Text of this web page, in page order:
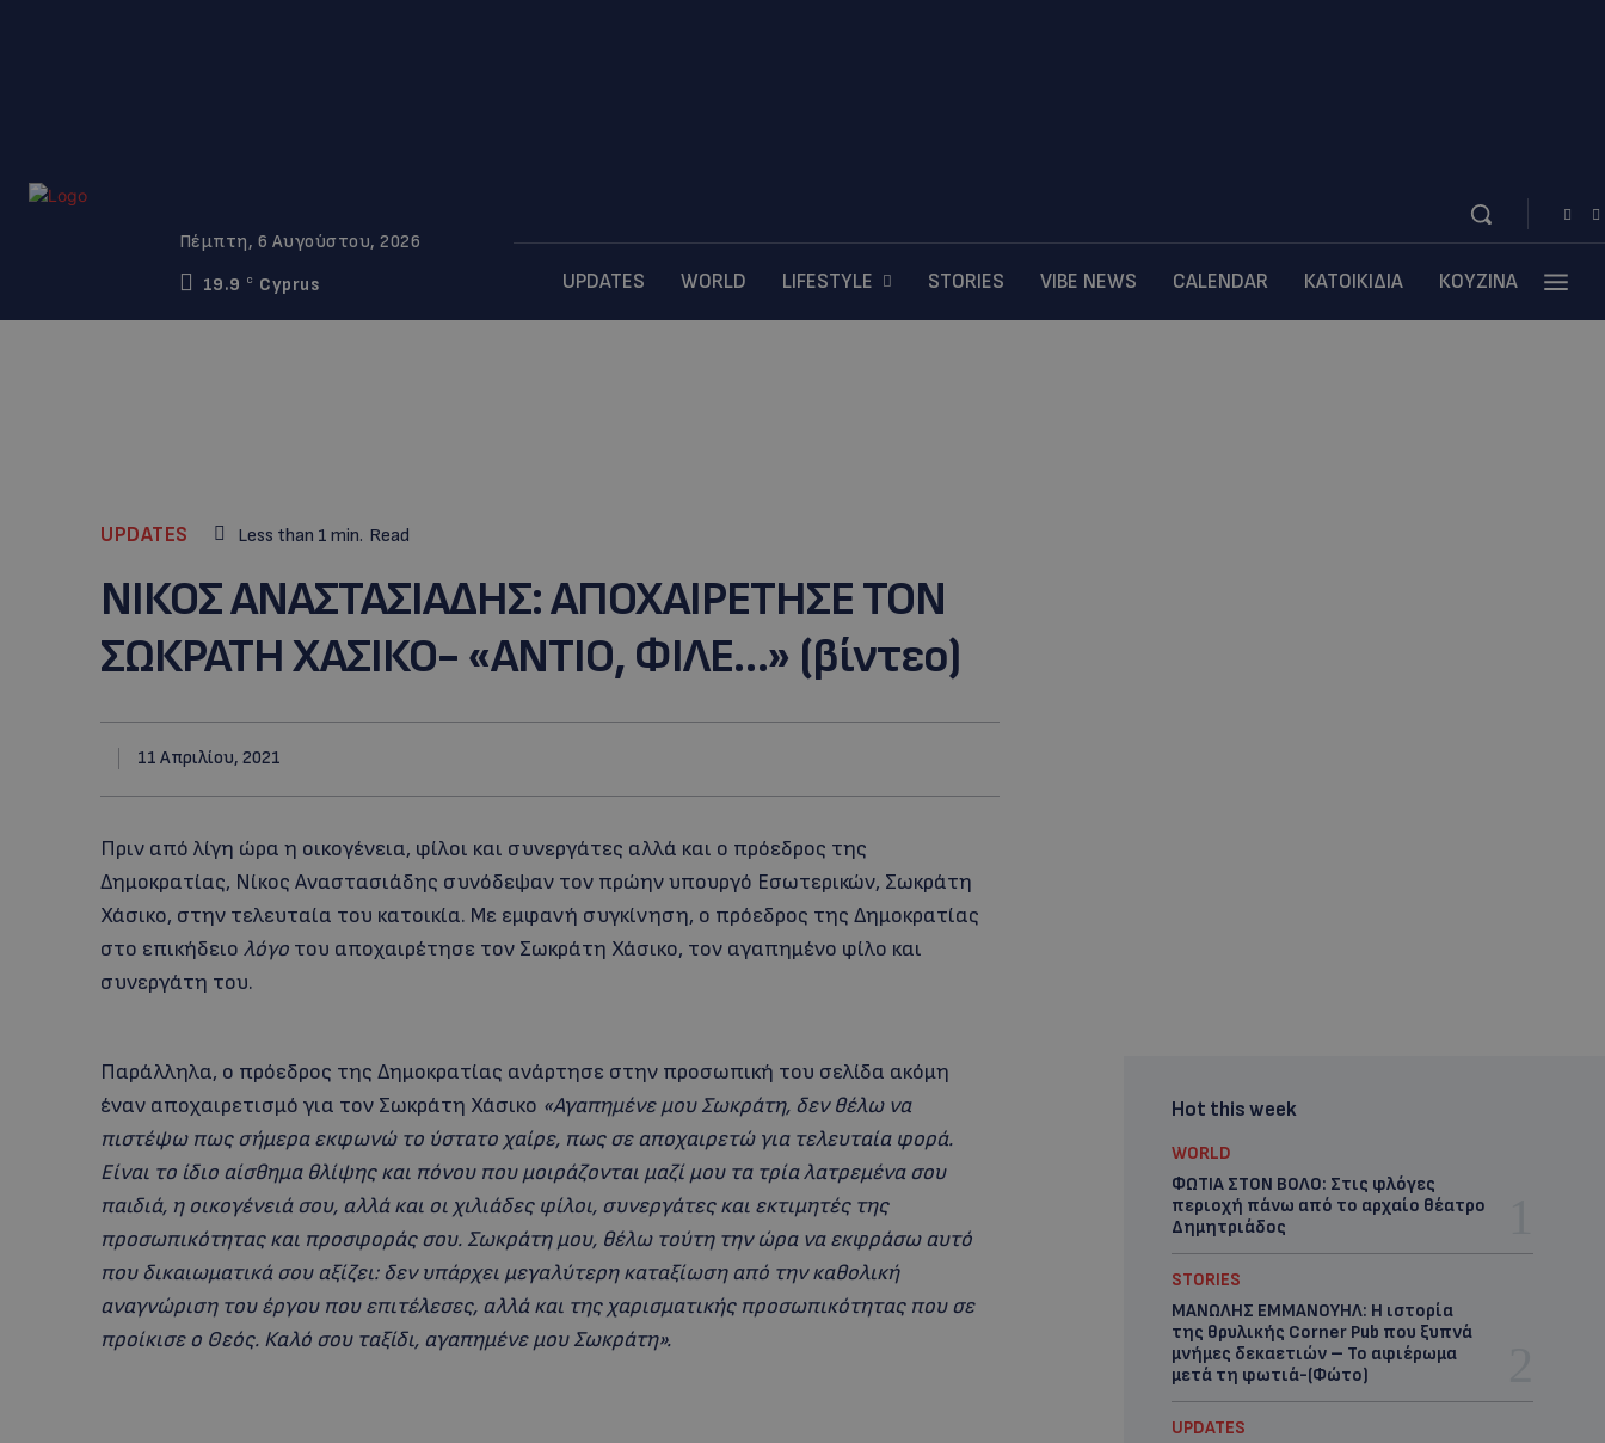
Πέμπτη, 6 Αυγούστου, 2026
19.9
C Cyprus UPDATES WORLD LIFESTYLE STORIES VIBE NEWS CALENDAR ΚΑΤΟΙΚΙΔΙΑ ΚΟΥΖΙΝΑ
UPDATES Less than 1 min. Read
ΝΙΚΟΣ ΑΝΑΣΤΑΣΙΑΔΗΣ: AΠΟΧΑΙΡΕΤΗΣΕ ΤΟΝ
ΣΩΚΡΑΤΗ ΧΑΣΙΚΟ- «ΑΝΤΙΟ, ΦΙΛΕ…» (βίντεο)
11 Απριλίου, 2021
Πριν από λίγη ώρα η οικογένεια, φίλοι και συνεργάτες αλλά και ο πρόεδρος της
Δημοκρατίας, Νίκος Αναστασιάδης συνόδεψαν τον πρώην υπουργό Εσωτερικών, Σωκράτη
Χάσικο, στην τελευταία του κατοικία. Mε εμφανή συγκίνηση, ο πρόεδρος της Δημοκρατίας
στο επικήδειο λόγο του αποχαιρέτησε τον Σωκράτη Χάσικο, τον αγαπημένο φίλο και
συνεργάτη του.
Παράλληλα, ο πρόεδρος της Δημοκρατίας ανάρτησε στην προσωπική του σελίδα ακόμη
έναν αποχαιρετισμό για τον Σωκράτη Χάσικο «Αγαπημένε μου Σωκράτη, δεν θέλω να
πιστέψω πως σήμερα εκφωνώ το ύστατο χαίρε, πως σε αποχαιρετώ για τελευταία φορά.
Είναι το ίδιο αίσθημα θλίψης και πόνου που μοιράζονται μαζί μου τα τρία λατρεμένα σου
παιδιά, η οικογένειά σου, αλλά και οι χιλιάδες φίλοι, συνεργάτες και εκτιμητές της
προσωπικότητας και προσφοράς σου. Σωκράτη μου, θέλω τούτη την ώρα να εκφράσω αυτό
που δικαιωματικά σου αξίζει: δεν υπάρχει μεγαλύτερη καταξίωση από την καθολική
αναγνώριση του έργου που επιτέλεσες, αλλά και της χαρισματικής προσωπικότητας που σε
προίκισε ο Θεός. Καλό σου ταξίδι, αγαπημένε μου Σωκράτη».
Hot this week
WORLD
ΦΩΤΙΑ ΣΤΟΝ ΒΟΛΟ: Στις φλόγες
περιοχή πάνω από το αρχαίο θέατρο
Δημητριάδος
STORIES
ΜΑΝΩΛΗΣ ΕΜΜΑΝΟΥΗΛ: Η ιστορία
της θρυλικής Corner Pub που ξυπνά
μνήμες δεκαετιών – Το αφιέρωμα
μετά τη φωτιά-(Φώτο)
UPDATES